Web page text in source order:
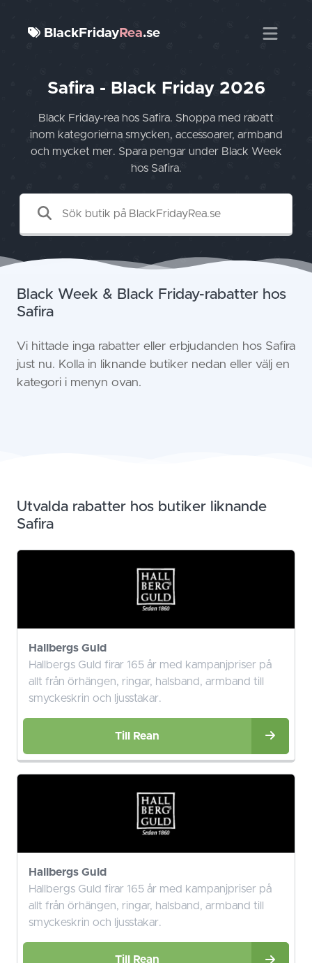
BlackFridayRea.se
Safira - Black Friday 2026
Black Friday-rea hos Safira. Shoppa med rabatt
inom kategorierna smycken, accessoarer, armband
och mycket mer. Spara pengar under Black Week
hos Safira.
Black Week & Black Friday-rabatter hos
Safira
Vi hittade inga rabatter eller erbjudanden hos Safira
just nu. Kolla in liknande butiker nedan eller välj en
kategori i menyn ovan.
Utvalda rabatter hos butiker liknande
Safira
Hallbergs Guld
Hallbergs Guld firar 165 år med kampanjpriser på
allt från örhängen, ringar, halsband, armband till
smyckeskrin och ljusstakar.
Till Rean
Hallbergs Guld
Hallbergs Guld firar 165 år med kampanjpriser på
allt från örhängen, ringar, halsband, armband till
smyckeskrin och ljusstakar.
Till Rean